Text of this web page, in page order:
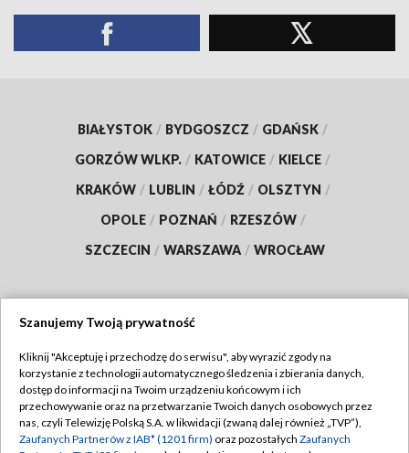
BIAŁYSTOK / BYDGOSZCZ / GDAŃSK /
GORZÓW WLKP. / KATOWICE / KIELCE /
KRAKÓW / LUBLIN / ŁÓDŹ / OLSZTYN /
OPOLE / POZNAŃ / RZESZÓW /
SZCZECIN / WARSZAWA / WROCŁAW
TVP
Abonament TVP
Emisja w TVP
Regulamin TVP
Polityka prywatności
Szanujemy Twoją prywatność
Kliknij "Akceptuję i przechodzę do serwisu", aby wyrazić zgody na
korzystanie z technologii automatycznego śledzenia i zbierania danych,
dostęp do informacji na Twoim urządzeniu końcowym i ich
przechowywanie oraz na przetwarzanie Twoich danych osobowych przez
nas, czyli Telewizję Polską S.A. w likwidacji (zwaną dalej również „TVP”),
Zaufanych Partnerów z IAB* (1201 firm) oraz pozostałych Zaufanych